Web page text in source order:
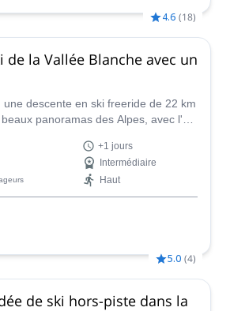
4.6 (18)
de la Vallée Blanche avec un
une descente en ski freeride de 22 km
panoramas des Alpes, avec l'un
+1 jours
Intermédiaire
Haut
5.0 (4)
de ski hors-piste dans la